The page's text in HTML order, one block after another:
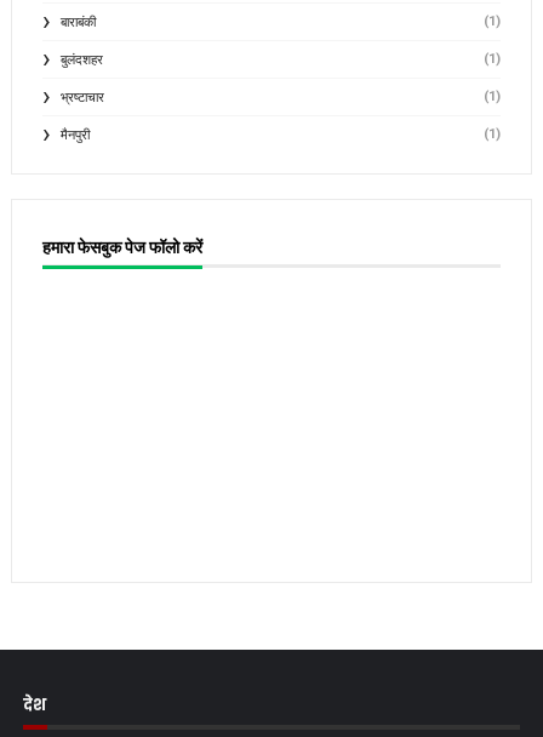
बाराबंकी (1)
बुलंदशहर (1)
भ्रष्टाचार (1)
मैनपुरी (1)
हमारा फेसबुक पेज फॉलो करें
देश